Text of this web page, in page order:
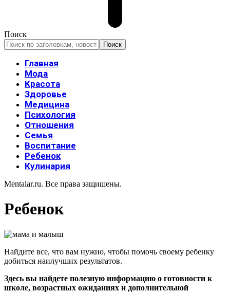
Поиск
Главная
Мода
Красота
Здоровье
Медицина
Психология
Отношения
Семья
Воспитание
Ребенок
Кулинария
Mentalar.ru. Все права защишены.
Ребенок
Найдите все, что вам нужно, чтобы помочь своему ребенку
добиться наилучших результатов.
Здесь вы найдете полезную информацию о готовности к
школе, возрастных ожиданиях и дополнительной